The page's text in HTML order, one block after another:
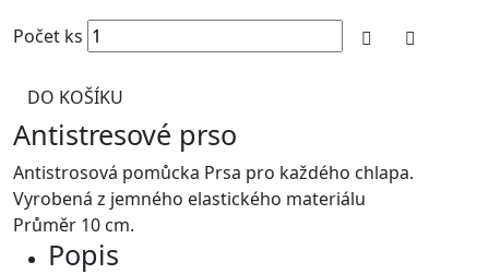
Počet ks
DO KOŠÍKU
Antistresové prso
Antistrosová pomůcka Prsa pro každého chlapa.
Vyrobená z jemného elastického materiálu
Průměr 10 cm.
Popis